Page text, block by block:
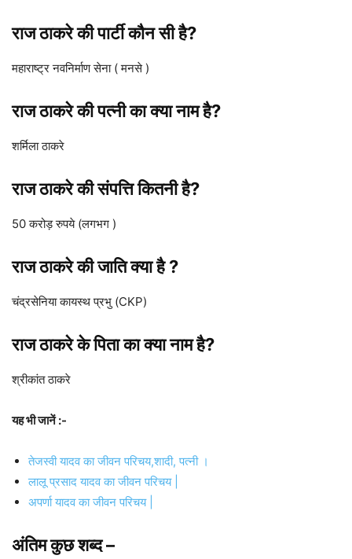
राज ठाकरे की पार्टी कौन सी है?
महाराष्ट्र नवनिर्माण सेना ( मनसे )
राज ठाकरे की पत्नी का क्या नाम है?
शर्मिला ठाकरे
राज ठाकरेकी संपत्तिकितनी है?
50 करोड़ रुपये (लगभग )
राज ठाकरे की जाति क्या है ?
चंद्रसेनिया कायस्थ प्रभु (CKP)
राज ठाकरे के पिता का क्या नाम है?
श्रीकांत ठाकरे
यह भी जानें :-
तेजस्वी यादव का जीवन परिचय,शादी, पत्नी ।
लालू प्रसाद यादव का जीवन परिचय |
अपर्णा यादव का जीवन परिचय |
अंतिम कुछ शब्द –